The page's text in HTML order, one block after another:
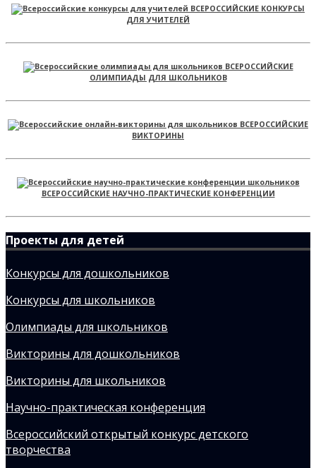
ВСЕРОССИЙСКИЕ КОНКУРСЫ
ДЛЯ УЧИТЕЛЕЙ
ВСЕРОССИЙСКИЕ
ОЛИМПИАДЫ ДЛЯ ШКОЛЬНИКОВ
ВСЕРОССИЙСКИЕ
ВИКТОРИНЫ
ВСЕРОССИЙСКИЕ НАУЧНО-ПРАКТИЧЕСКИЕ КОНФЕРЕНЦИИ
Проекты для детей
Конкурсы для дошкольников
Конкурсы для школьников
Олимпиады для школьников
Викторины для дошкольников
Викторины для школьников
Научно-практическая конференция
Всероссийский открытый конкурс детского
творчества